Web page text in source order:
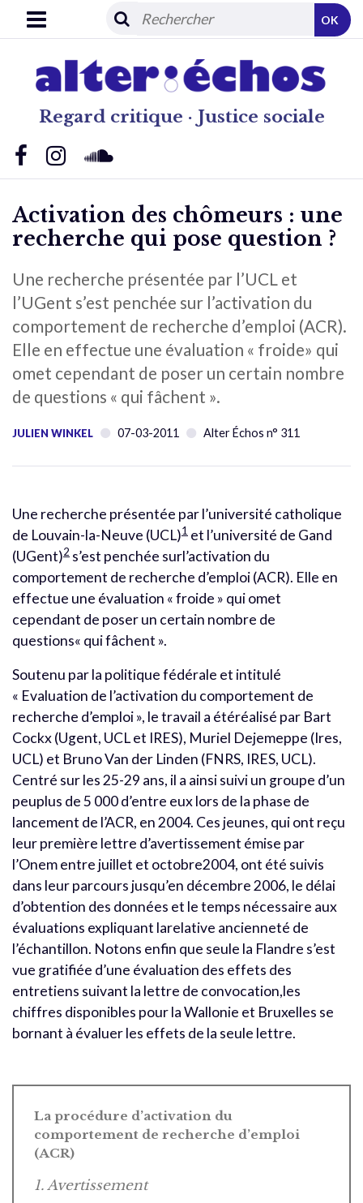
Regard critique · Justice sociale
OK
Activation des chômeurs : une
recherche qui pose question ?
Une recherche présentée par l’UCL et
l’UGent s’est penchée sur l’activation du
comportement de recherche d’emploi (ACR).
Elle en effectue une évaluation « froide» qui
omet cependant de poser un certain nombre
de questions « qui fâchent ».
JULIEN WINKEL 07-03-2011 Alter Échos n° 311
Une recherche présentée par l’université catholique
de Louvain-la-Neuve (UCL)1 et l’université de Gand
(UGent)2 s’est penchée surl’activation du
comportement de recherche d’emploi (ACR). Elle en
effectue une évaluation « froide » qui omet
cependant de poser un certain nombre de
questions« qui fâchent ».
Soutenu par la politique fédérale et intitulé
« Evaluation de l’activation du comportement de
recherche d’emploi », le travail a étéréalisé par Bart
Cockx (Ugent, UCL et IRES), Muriel Dejemeppe (Ires,
UCL) et Bruno Van der Linden (FNRS, IRES, UCL).
Centré sur les 25-29 ans, il a ainsi suivi un groupe d’un
peuplus de 5 000 d’entre eux lors de la phase de
lancement de l’ACR, en 2004. Ces jeunes, qui ont reçu
leur première lettre d’avertissement émise par
l’Onem entre juillet et octobre2004, ont été suivis
dans leur parcours jusqu’en décembre 2006, le délai
d’obtention des données et le temps nécessaire aux
évaluations expliquant larelative ancienneté de
l’échantillon. Notons enfin que seule la Flandre s’est
vue gratifiée d’une évaluation des effets des
entretiens suivant la lettre de convocation,les
chiffres disponibles pour la Wallonie et Bruxelles se
bornant à évaluer les effets de la seule lettre.
La procédure d’activation du
comportement de recherche d’emploi
(ACR)
1. Avertissement